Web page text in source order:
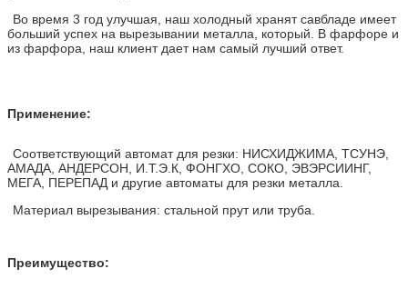
Во время 3 год улучшая, наш холодный хранят савбладе имеет
больший успех на вырезывании металла, который. В фарфоре и
из фарфора, наш клиент дает нам самый лучший ответ.
Применение:
Соответствующий автомат для резки: НИСХИДЖИМА, ТСУНЭ,
АМАДА, АНДЕРСОН, И.Т.Э.К, ФОНГХО, СОКО, ЭВЭРСИИНГ,
МЕГА, ПЕРЕПАД и другие автоматы для резки металла.
Материал вырезывания: стальной прут или труба.
Преимущество: